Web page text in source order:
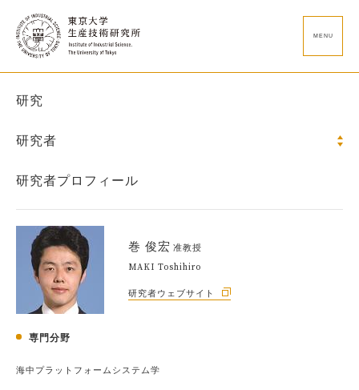
MENU
研究
研究者
研究者プロフィール
巻 俊宏 准教授
MAKI Toshihiro
研究者ウェブサイト
専門分野
海中プラットフォームシステム学